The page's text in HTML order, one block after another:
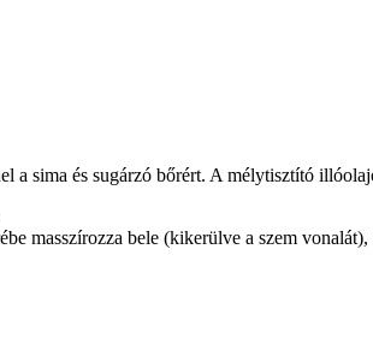
a sima és sugárzó bőrért. A mélytisztító
masszírozza bele (kikerülve a szem